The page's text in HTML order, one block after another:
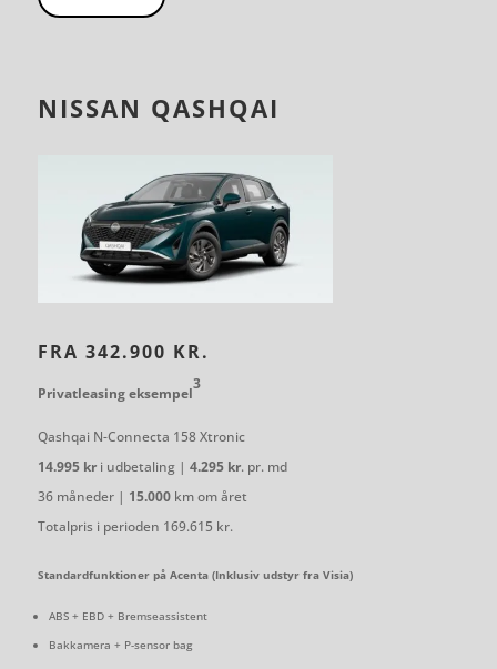
NISSAN QASHQAI
FRA 342.900 KR.
Privatleasing eksempel
3
Qashqai N-Connecta 158 Xtronic
14.995 kri udbetaling | 4.295 kr. pr. md
36 måneder | 15.000 km om året
Totalpris i perioden 169.615 kr.
Standardfunktioner på Acenta (Inklusiv udstyr fra Visia)
ABS + EBD + Bremseassistent
Bakkamera + P-sensor bag